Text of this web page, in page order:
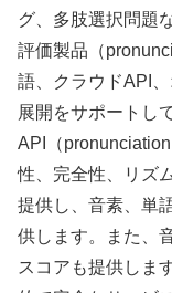
グ、多肢選択問題
評価製品（
語、クラウドAPI
展開をサポートし
API（
性、完全性、リズ
提供し、音素、単
供します。また、
スコアも提供しま